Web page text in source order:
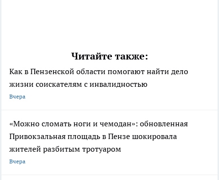
Читайте также:
Как в Пензенской области помогают найти дело
жизни соискателям с инвалидностью
Вчера
«Можно сломать ноги и чемодан»: обновленная
Привокзальная площадь в Пензе шокировала
жителей разбитым тротуаром
Вчера